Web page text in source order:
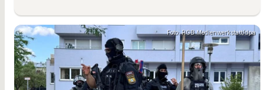
Foto: RGB Medienwerkstatt/dpa